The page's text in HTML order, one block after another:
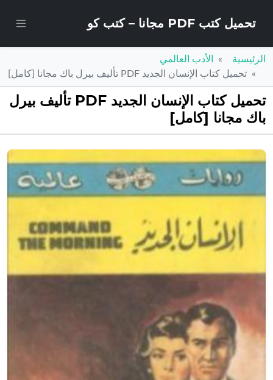
تحميل كتب PDF مجانا – كتب كو
الرئيسية
الأدب العالمي
تحميل كتاب الإنسان الجديد PDF تأليف بيرل باك مجانا [كامل]
تحميل كتاب الإنسان الجديد PDF تأليف بيرل
باك مجانا [كامل]